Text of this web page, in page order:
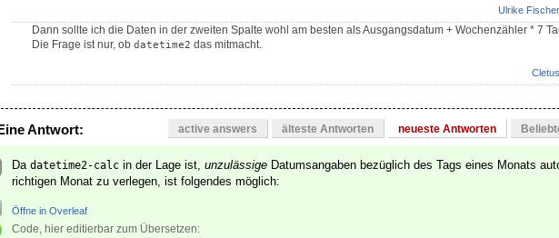
Ulrike Fischer
Dann sollte ich die Daten in der zweiten Spalte wohl am besten als Ausgangsdatum + Wochenzähler * 7
Die Frage ist nur, ob datetime2 das mitmacht.
Cletus
Antwort: active answers älteste Antworten neueste Antworten
Da datetime2-calc in der Lage ist, unzulässige Datumsangaben bezüglich des Tags eines Monats
richtigen Monat zu verlegen, ist folgendes möglich:
Öffne in Overleaf
Code, hier editierbar zum Übersetzen: